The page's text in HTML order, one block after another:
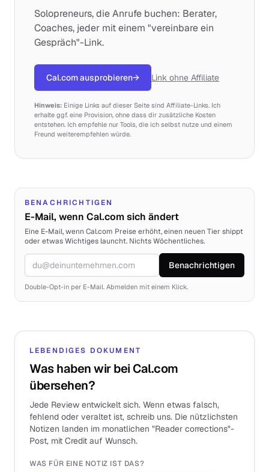
Solopreneurs, die Anrufe buchen: Berater,
Coaches, jeder mit einem "vereinbare ein
Gespräch"-Link.
Cal.com ausprobieren→ Link ohne Affiliate
Hinweis: Einige Links auf dieser Seite sind Affiliate-Links. Ich
erhalte ggf. eine Provision, ohne dass dir zusätzliche Kosten
entstehen. Ich empfehle nur Tools, die ich selbst nutze und einem
Freund weiterempfehlen würde.
BENACHRICHTIGEN
E-Mail, wenn Cal.com sich ändert
Eine E-Mail, wenn Cal.com Preise erhöht, einen neuen Tier shippt
oder etwas Wichtiges launcht. Nichts Wöchentliches.
E-Mail Benachrichtigen
Double-Opt-in per E-Mail. Abmelden mit einem Klick.
LEBENDIGES DOKUMENT
Was haben wir bei Cal.com
übersehen?
Jede Review entwickelt sich. Wenn etwas falsch,
fehlend oder veraltet ist, schreib uns. Die nützlichsten
Notizen landen im monatlichen "Reader corrections"-
Post, mit Credit auf Wunsch.
WAS FÜR EINE NOTIZ IST DAS?